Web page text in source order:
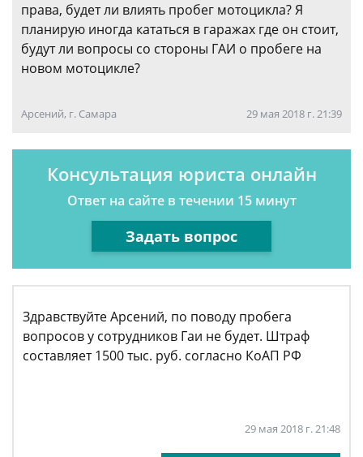
права, будет ли влиять пробег мотоцикла? Я
планирую иногда кататься в гаражах где он стоит,
будут ли вопросы со стороны ГАИ о пробеге на
новом мотоцикле?
Арсений, г. Самара 29 мая 2018 г. 21:39
Консультация юриста онлайн
Ответ на сайте в течении 15 минут
Задать вопрос
Здравствуйте Арсений, по поводу пробега
вопросов у сотрудников Гаи не будет. Штраф
составляет 1500 тыс. руб. согласно КоАП РФ
29 мая 2018 г. 21:48